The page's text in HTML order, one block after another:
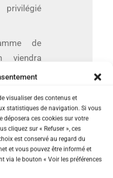
visualiser des contenus et
statistiques de navigation. Si vous
déposera ces cookies sur votre
cliquez sur « Refuser », ces
est conservé au regard du
et vous pouvez être informé et
via le bouton « Voir les préférences
de
viendra
cet
et des
seront
long du
« forêt